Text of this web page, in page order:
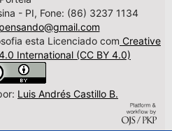
- PI, Fone: (86) 3237 1134
esta Licenciado com Creative
International (CC BY 4.0)
Luis Andrés Castillo B.